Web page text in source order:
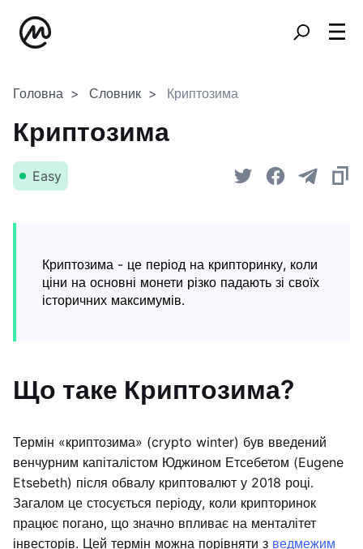
Головна Словник Криптозима
Криптозима
Easy
Криптозима - це період на крипторинку, коли
ціни на основні монети різко падають зі своїх
історичних максимумів.
Що таке Криптозима?
Термін «криптозима» (crypto winter) був введений
венчурним капіталістом Юджином Етсебетом (Eugene
Etsebeth) після обвалу криптовалют у 2018 році.
Загалом це стосується періоду, коли крипторинок
працює погано, що значно впливає на менталітет
інвесторів. Цей термін можна порівняти з ведмежим